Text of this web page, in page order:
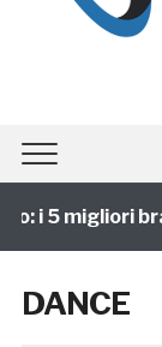
i 5 migliori
DANCE